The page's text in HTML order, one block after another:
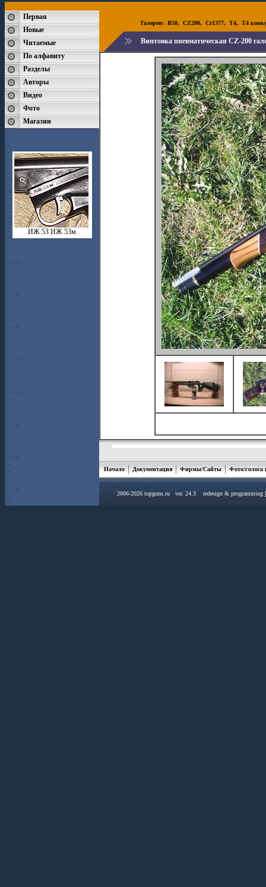
Первая
Новые
Читаемые
По алфавиту
Разделы
Авторы
Видео
Фото
Магазин
ИЖ 53 ИЖ 53м
Галереи: B50, CZ200, Cr1377, T4, T4
Винтовка пневматическая CZ-200
Начало Документация Фирмы/Сайты Фото/голоса
2006-2026 topguns.ru ver. 24.3 redesign & programming